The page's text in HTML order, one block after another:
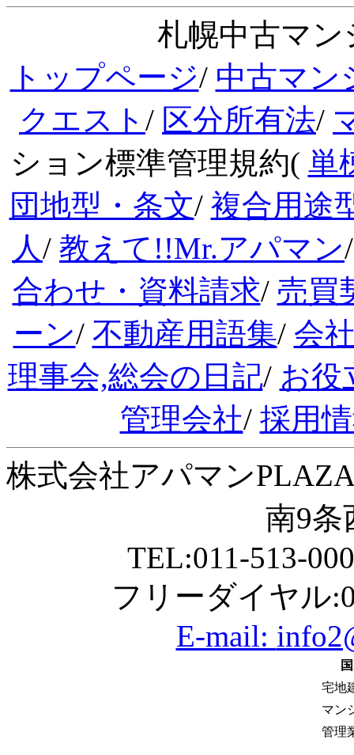
札幌中古マン
トップページ/ 中古マン
クエスト / 区分所有法/
ション標準管理規約( 単
団地型・条文/ 複合用途
人/ 教えて!!Mr.アパマン
合わせ・資料請求/ 売買
ーン/ 不動産用語集/ 会
理事会,総会の日記/ お役
管理会社/ 採用
株式会社アパマン
南9条
TEL:011-513-
フリーダイヤル
E-mail:
宅地
マン
管理